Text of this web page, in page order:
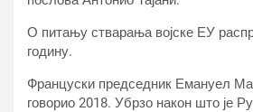
О питању стварања војске ЕУ
годину.
Француски председник Емануел
говорио 2018. Убрзо након што је